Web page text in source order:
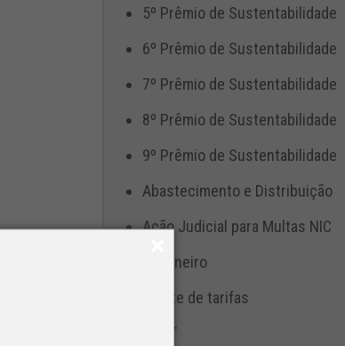
5º Prêmio de Sustentabilidade
6º Prêmio de Sustentabilidade
7º Prêmio de Sustentabilidade
8º Prêmio de Sustentabilidade
9º Prêmio de Sustentabilidade
Abastecimento e Distribuição
Ação Judicial para Multas NIC
Aduaneiro
Ajuste de tarifas
ANTT